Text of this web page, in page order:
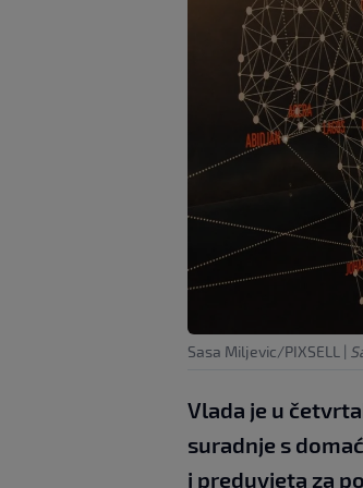
Sasa Miljevic/PIXSELL |
Vlada je u
suradnje s
i preduvjeta za